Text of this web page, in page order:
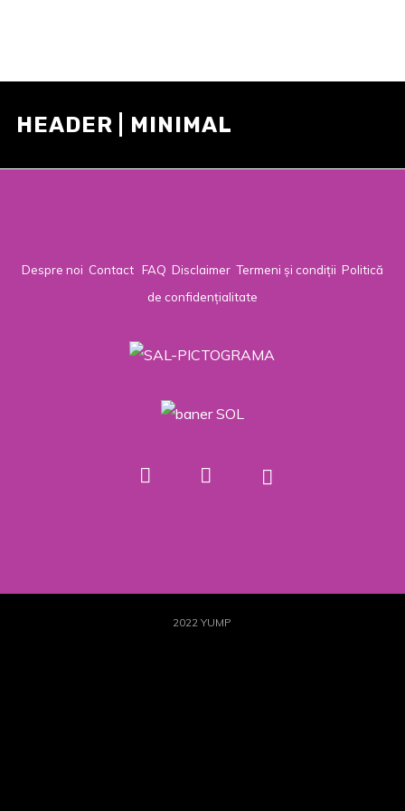
HEADER | MINIMAL
Despre noi Contact FAQ Disclaimer Termeni și condiții Politică
de confidențialitate
2022 YUMP